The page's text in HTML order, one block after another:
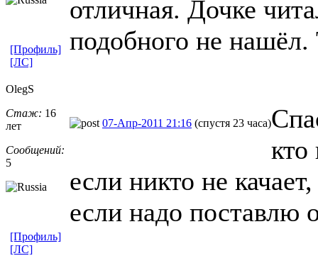
отличная. Дочке
подобного не
[Профиль]
[ЛС]
OlegS
Стаж: 16
лет
Сообщений:
5
07-Апр-2011 21:16 (спустя 23 часа)
кто
если никто не
если надо поставлю
[Профиль]
[ЛС]